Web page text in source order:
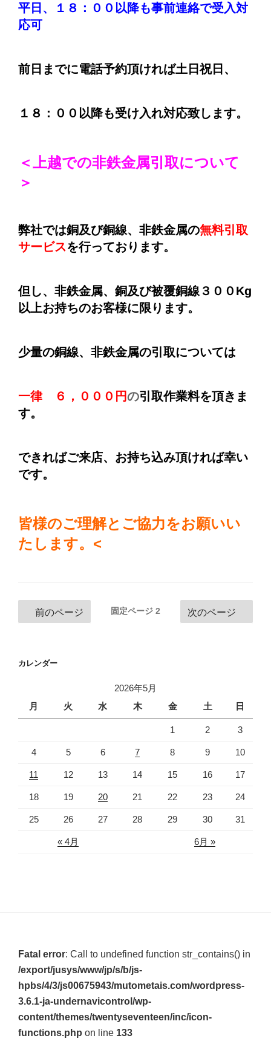
平日、１８：００以降も事前連絡で受入対
応可
前日までに電話予約頂ければ土日祝日、
１８：００以降も受け入れ対応致します。
＜上越での非鉄金属引取について
＞
弊社では銅及び銅線、非鉄金属の無料引取
サービスを行っております。
但し、 非鉄金属、 銅及び被覆銅線３００Kg
以上お持ちのお客様に限ります。
少量の銅線、非鉄金属の引取については
一律 ６，０００円の引取作業料を頂きま
す。
できればご来店、お持ち込み頂ければ幸い
です。
皆様のご理解とご協力をお願いい
たします。 <
稿
ビ
シ
前のページ 固定ページ 2 次のページ
カレンダー
2026年5月
月
火 水 木 金 土 日
« 4月 6月 »
1 2 3
4 5 6 7 8 9 10
11 12 13 14 15 16 17
18 19 20 21 22 23 24
25 26 27 28 29 30 31
Fatal error: Call to undefined function str_contains() in
/export/jusys/www/jp/s/b/js-
hpbs/4/3/js00675943/mutometais.com/wordpress-
3.6.1-ja-undernavicontrol/wp-
content/themes/twentyseventeen/inc/icon-
functions.php on line 133